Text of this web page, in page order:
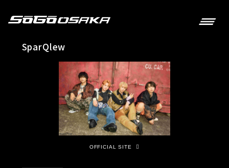
SparQlew
OFFICIAL SITE